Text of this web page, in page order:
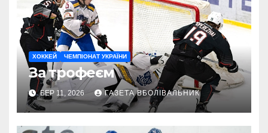
ХОККЕЙ ЧЕМПІОНАТ УКРАЇНИ
За трофеєм
БЕР 11, 2026 ГАЗЕТА ВБОЛІВАЛЬНИК